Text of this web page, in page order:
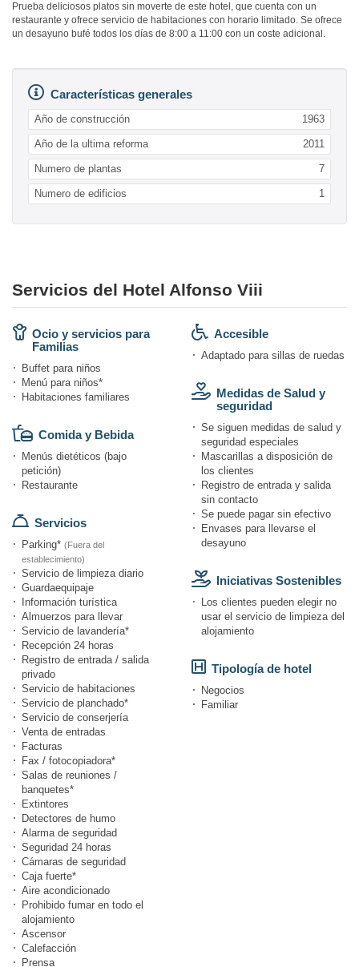
Prueba deliciosos platos sin moverte de este hotel, que cuenta con un
restaurante y ofrece servicio de habitaciones con horario limitado. Se ofrece
un desayuno bufé todos los días de 8:00 a 11:00 con un coste adicional.
Características generales
Año de construcción 1963
Año de la ultima reforma 2011
Numero de plantas 7
Numero de edificios 1
Servicios del Hotel Alfonso Viii
Ocio y servicios para
Familias
Buffet para niños
Menú para niños*
Habitaciones familiares
Comida y Bebida
Menús dietéticos (bajo
petición)
Restaurante
Servicios
Parking* (Fuera del
establecimiento)
Servicio de limpieza diario
Guardaequipaje
Información turística
Almuerzos para llevar
Servicio de lavandería*
Recepción 24 horas
Registro de entrada / salida
privado
Servicio de habitaciones
Servicio de planchado*
Servicio de conserjería
Venta de entradas
Facturas
Fax / fotocopiadora*
Salas de reuniones /
banquetes*
Extintores
Detectores de humo
Alarma de seguridad
Seguridad 24 horas
Cámaras de seguridad
Caja fuerte*
Aire acondicionado
Prohibido fumar en todo el
alojamiento
Ascensor
Calefacción
Prensa
Accesible
Adaptado para sillas de ruedas
Medidas de Salud y
seguridad
Se siguen medidas de salud y
seguridad especiales
Mascarillas a disposición de
los clientes
Registro de entrada y salida
sin contacto
Se puede pagar sin efectivo
Envases para llevarse el
desayuno
Iniciativas Sostenibles
Los clientes pueden elegir no
usar el servicio de limpieza del
alojamiento
Tipología de hotel
Negocios
Familiar